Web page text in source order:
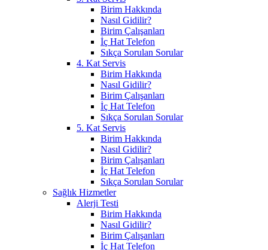
Birim Hakkında
Nasıl Gidilir?
Birim Çalışanları
İç Hat Telefon
Sıkça Sorulan Sorular
4. Kat Servis
Birim Hakkında
Nasıl Gidilir?
Birim Çalışanları
İç Hat Telefon
Sıkça Sorulan Sorular
5. Kat Servis
Birim Hakkında
Nasıl Gidilir?
Birim Çalışanları
İç Hat Telefon
Sıkça Sorulan Sorular
Sağlık Hizmetler
Alerji Testi
Birim Hakkında
Nasıl Gidilir?
Birim Çalışanları
İç Hat Telefon